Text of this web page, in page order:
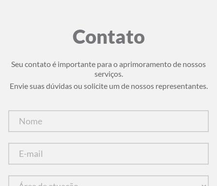
Contato
Seu contato é importante para o aprimoramento de nossos
serviços.
Envie suas dúvidas ou solicite um de nossos representantes.